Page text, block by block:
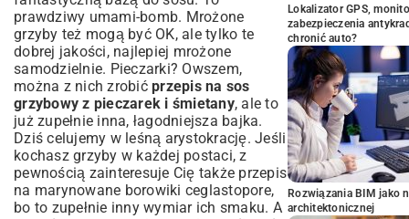
prawdziwy umami-bomb. Mrożone
grzyby też mogą być OK, ale tylko te
dobrej jakości, najlepiej mrożone
samodzielnie. Pieczarki? Owszem,
można z nich zrobić przepis na sos
grzybowy z pieczarek i śmietany, ale to
już zupełnie inna, łagodniejsza bajka.
Dziś celujemy w leśną arystokrację. Jeśli
kochasz grzyby w każdej postaci, z
pewnością zainteresuje Cię także przepis
na marynowane borowiki ceglastopore,
bo to zupełnie inny wymiar ich smaku. A
Lokalizator GPS,
zabezpieczenia
chronić auto?
Rozwiązania BIM jako
architektonicznej